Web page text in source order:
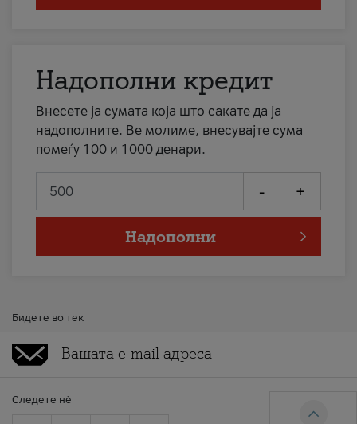
Надополни кредит
Внесете ја сумата која што сакате да ја
надополните. Ве молиме, внесувајте сума
помеѓу 100 и 1000 денари.
- +
Надополни
Бидете во тек
Следете нè